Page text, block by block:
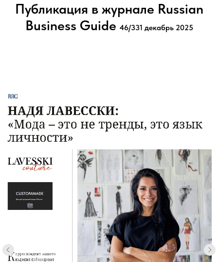
Публикация в журнале Russian
Business Guide 46/331 декабрь 2025